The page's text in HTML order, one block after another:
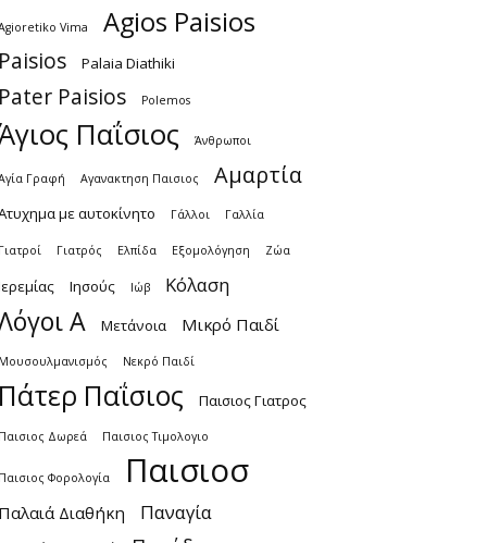
Vima Agios Paisios
Paisios Palaia Diathiki
Pater Paisios Polemos
Παΐσιος Άνθρωποι
Γραφή Αγανακτηση Παισιος Αμαρτία
με αυτοκίνητο Γάλλοι Γαλλία
Γιατροί Γιατρός Ελπίδα Εξομολόγηση Ζώα
Ιησούς Ιώβ Κόλαση
Α Μετάνοια Μικρό Παιδί
Μουσουλμανισμός Νεκρό Παιδί
Πάτερ Παΐσιος Παισιος Γιατρος
Παισιος Δωρεά Παισιος Τιμολογιο
Παισιος Φορολογία Παισιοσ
Παλαιά Διαθήκη Παναγία